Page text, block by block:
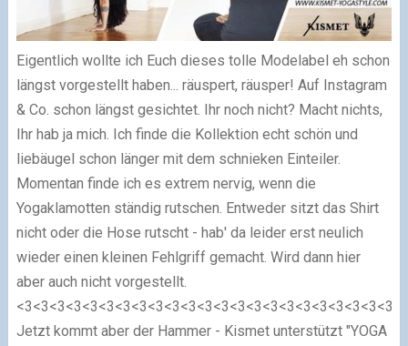
Eigentlich wollte ich Euch dieses tolle Modelabel eh schon
längst vorgestellt haben... räuspert, räusper! Auf Instagram
& Co. schon längst gesichtet. Ihr noch nicht? Macht nichts,
Ihr hab ja mich. Ich finde die Kollektion echt schön und
liebäugel schon länger mit dem schnieken Einteiler.
Momentan finde ich es extrem nervig, wenn die
Yogaklamotten ständig rutschen. Entweder sitzt das Shirt
nicht oder die Hose rutscht - hab' da leider erst neulich
wieder einen kleinen Fehlgriff gemacht. Wird dann hier
aber auch nicht vorgestellt.
Jetzt kommt aber der Hammer - Kismet unterstützt "YOGA